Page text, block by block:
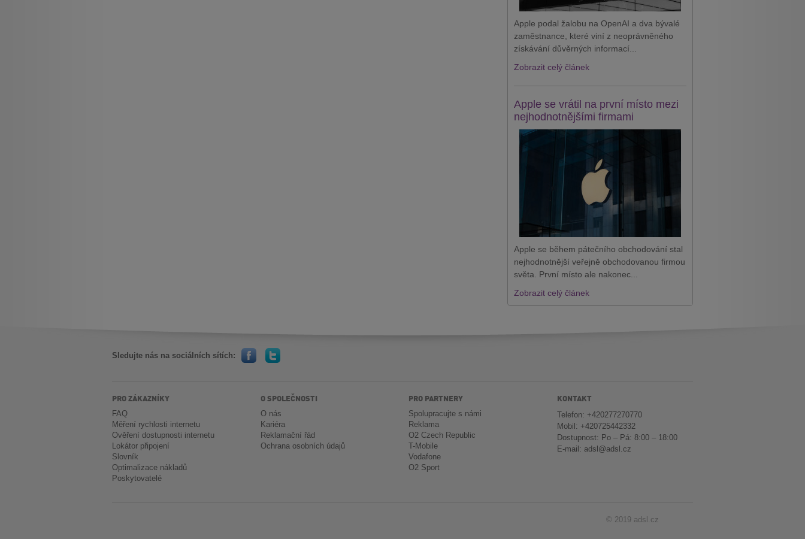
Apple podal žalobu na OpenAI a dva bývalé
zaměstnance, které viní z neoprávněného
získávání důvěrných informací...
Zobrazit celý článek
Apple se vrátil na první místo mezi
nejhodnotnějšími firmami
Apple se během pátečního obchodování stal
nejhodnotnější veřejně obchodovanou firmou
světa. První místo ale nakonec...
Zobrazit celý článek
Sledujte nás na sociálních sítích:
PRO ZÁKAZNÍKY
FAQ
Měření rychlosti internetu
Ověření dostupnosti internetu
Lokátor připojení
Slovník
Optimalizace nákladů
Poskytovatelé
O SPOLEČNOSTI
O nás
Kariéra
Reklamační řád
Ochrana osobních údajů
PRO PARTNERY
Spolupracujte s námi
Reklama
O2 Czech Republic
T-Mobile
Vodafone
O2 Sport
KONTAKT
Telefon: +420277270770
Mobil: +420725442332
Dostupnost: Po – Pá: 8:00 – 18:00
E-mail: adsl@adsl.cz
© 2019 adsl.cz